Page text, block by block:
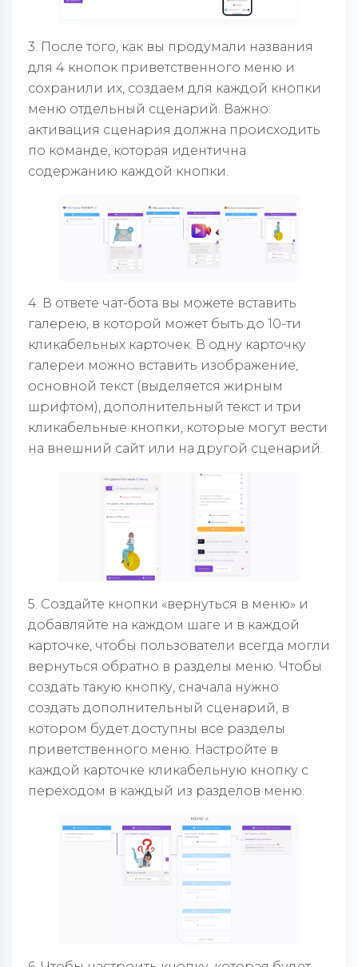
3. После того, как вы продумали названия
для 4 кнопок приветственного меню и
сохранили их, создаем для каждой кнопки
меню отдельный сценарий. Важно:
активация сценария должна происходить
по команде, которая идентична
содержанию каждой кнопки.
4. В ответе чат-бота вы можете вставить
галерею, в которой может быть до 10-ти
кликабельных карточек. В одну карточку
галереи можно вставить изображение,
основной текст (выделяется жирным
шрифтом), дополнительный текст и три
кликабельные кнопки, которые могут вести
на внешний сайт или на другой сценарий.
5. Создайте кнопки «вернуться в меню» и
добавляйте на каждом шаге и в каждой
карточке, чтобы пользователи всегда могли
вернуться обратно в разделы меню. Чтобы
создать такую кнопку, сначала нужно
создать дополнительный сценарий, в
котором будет доступны все разделы
приветственного меню. Настройте в
каждой карточке кликабельную кнопку с
переходом в каждый из разделов меню.